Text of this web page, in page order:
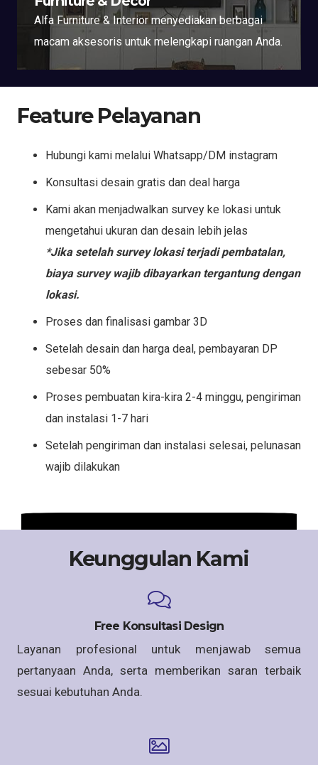
Alfa Furniture & Interior menyediakan berbagai
macam aksesoris untuk melengkapi ruangan Anda.
Feature Pelayanan
Hubungi kami melalui Whatsapp/DM instagram
Konsultasi desain gratis dan deal harga
Kami akan menjadwalkan survey ke lokasi untuk
mengetahui ukuran dan desain lebih jelas
*Jika setelah survey lokasi terjadi pembatalan,
biaya survey wajib dibayarkan tergantung dengan
lokasi.
Proses dan finalisasi gambar 3D
Setelah desain dan harga deal, pembayaran DP
sebesar 50%
Proses pembuatan kira-kira 2-4 minggu, pengiriman
dan instalasi 1-7 hari
Setelah pengiriman dan instalasi selesai, pelunasan
wajib dilakukan
Keunggulan Kami
Free Konsultasi Design
Layanan profesional untuk menjawab semua
pertanyaan Anda, serta memberikan saran terbaik
sesuai kebutuhan Anda.